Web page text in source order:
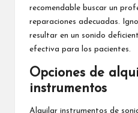
recomendable buscar un
reparaciones adecuadas.
resultar en un sonido
efectiva para los pacientes.
Opciones de
instrumentos
Alquilar instrumentos de